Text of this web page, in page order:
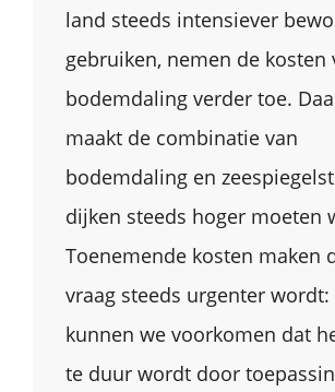
land steeds intensiever
gebruiken, nemen de kosten
bodemdaling verder toe.
maakt de combinatie van
bodemdaling en
dijken steeds hoger moeten
Toenemende kosten maken
vraag steeds urgenter wordt:
kunnen we voorkomen dat
te duur wordt door